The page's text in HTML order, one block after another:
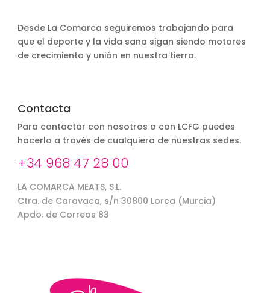
Desde La Comarca seguiremos trabajando para
que el deporte y la vida sana sigan siendo motores
de crecimiento y unión en nuestra tierra.
Contacta
Para contactar con nosotros o con LCFG puedes
hacerlo a través de cualquiera de nuestras sedes.
+34 968 47 28 00
LA COMARCA MEATS, S.L.
Ctra. de Caravaca, s/n 30800 Lorca (Murcia)
Apdo. de Correos 83